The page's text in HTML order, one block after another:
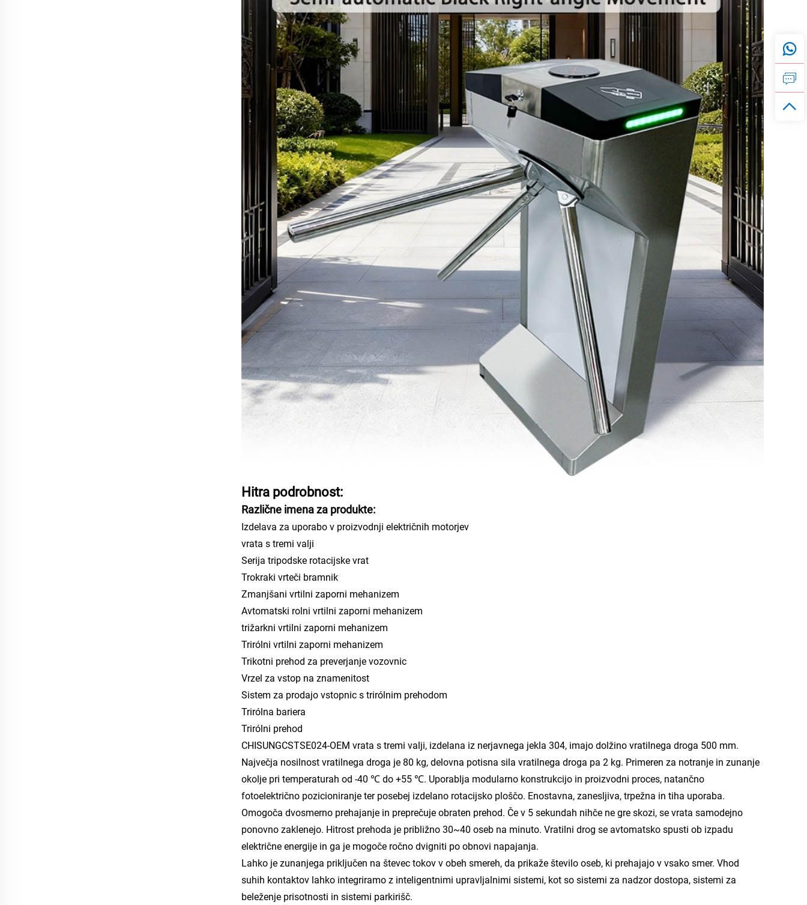
Hitra podrobnost:
Različne imena za produkte:
Izdelava za uporabo v proizvodnji električnih motorjev
vrata s tremi valji
Serija tripodske rotacijske vrat
Trokraki vrteči bramnik
Zmanjšani vrtilni zaporni mehanizem
Avtomatski rolni vrtilni zaporni mehanizem
trižarkni vrtilni zaporni mehanizem
Trirólni vrtilni zaporni mehanizem
Trikotni prehod za preverjanje vozovnic
Vrzel za vstop na znamenitost
Sistem za prodajo vstopnic s trirólnim prehodom
Trirólna bariera
Trirólni prehod
CHISUNGCSTSE024-OEM vrata s tremi valji, izdelana iz nerjavnega jekla 304, imajo dolžino vratilnega droga 500 mm.
Največja nosilnost vratilnega droga je 80 kg, delovna potisna sila vratilnega droga pa 2 kg. Primeren za notranje in zunanje
okolje pri temperaturah od -40 ℃ do +55 ℃. Uporablja modularno konstrukcijo in proizvodni proces, natančno
fotoelektrično pozicioniranje ter posebej izdelano rotacijsko ploščo. Enostavna, zanesljiva, trpežna in tiha uporaba.
Omogoča dvosmerno prehajanje in preprečuje obraten prehod. Če v 5 sekundah nihče ne gre skozi, se vrata samodejno
ponovno zaklenejo. Hitrost prehoda je približno 30~40 oseb na minuto. Vratilni drog se avtomatsko spusti ob izpadu
električne energije in ga je mogoče ročno dvigniti po obnovi napajanja.
Lahko je zunanjega priključen na števec tokov v obeh smereh, da prikaže število oseb, ki prehajajo v vsako smer. Vhod
suhih kontaktov lahko integriramo z inteligentnimi upravljalnimi sistemi, kot so sistemi za nadzor dostopa, sistemi za
beleženje prisotnosti in sistemi parkirišč.